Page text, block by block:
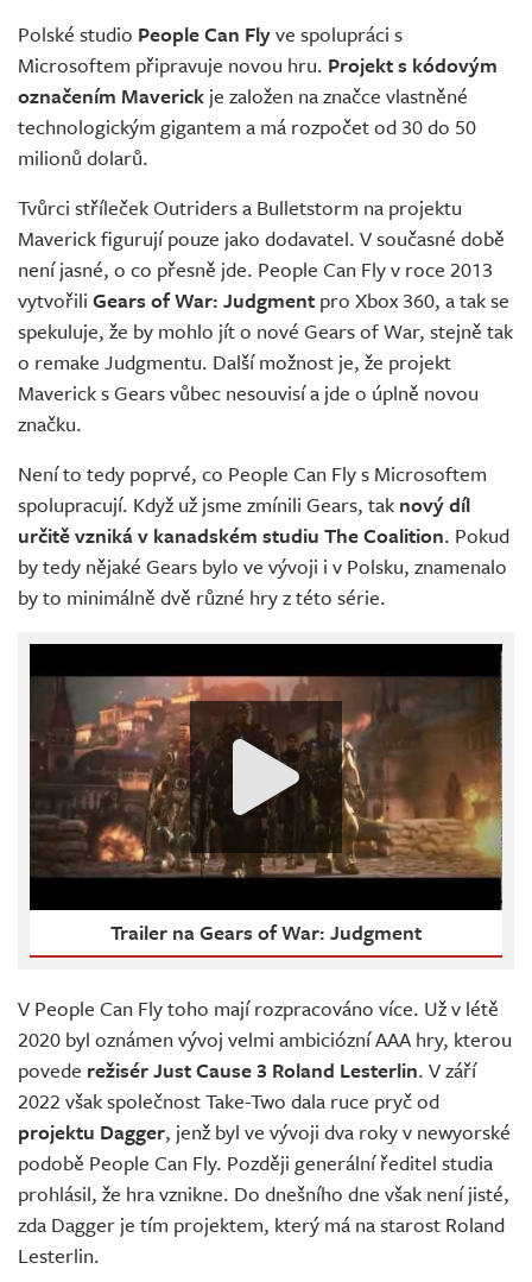
Živě
Polské studio People Can Flyve spolupráci s
Microsoftem připravuje novou hru. Projekt s kódovým
označením Maverick je založen na značce vlastněné
technologickým gigantem a má rozpočet od 30 do 50
milionů dolarů.
Tvůrci stříleček Outriders a Bulletstorm na projektu
Maverick figurují pouze jako dodavatel. V současné době
není jasné, o co přesně jde. People Can Fly v roce 2013
vytvořili Gears of War: Judgment pro Xbox 360, a tak se
spekuluje, že by mohlo jít o nové Gears of War, stejně tak
o remake Judgmentu. Další možnost je, že projekt
Maverick s Gears vůbec nesouvisí a jde o úplně novou
značku.
Není to tedy poprvé, co People Can Fly s Microsoftem
spolupracují. Když už jsme zmínili Gears, tak nový díl
určitě vzniká v kanadském studiu The Coalition. Pokud
by tedy nějaké Gears bylo ve vývoji i v Polsku, znamenalo
by to minimálně dvě různé hry z této série.
Trailer na Gears of War: Judgment
V People Can Fly toho mají rozpracováno více. Už v létě
2020 byl oznámen vývoj velmi ambiciózní AAA hry, kterou
povede režisér Just Cause 3 Roland Lesterlin. V září
2022 však společnost Take-Two dala ruce pryč od
projektu Dagger, jenž byl ve vývoji dva roky v newyorské
podobě People Can Fly. Později generální ředitel studia
prohlásil, že hra vznikne. Do dnešního dne však není jisté,
zda Dagger je tím projektem, který má na starost Roland
Lesterlin.